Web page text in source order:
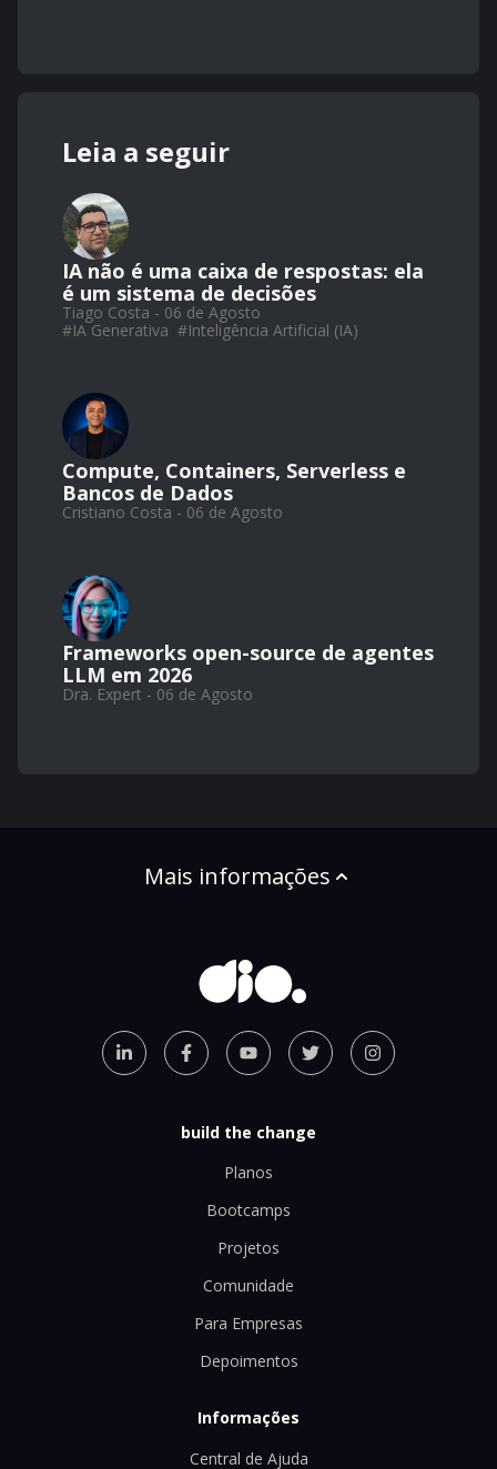
Leia a seguir
IA não é uma caixa de respostas: ela
é um sistema de decisões
Tiago Costa - 06 de Agosto
#IA Generativa #Inteligência Artificial (IA)
Compute, Containers, Serverless e
Bancos de Dados
Cristiano Costa - 06 de Agosto
Frameworks open-source de agentes
LLM em 2026
Dra. Expert - 06 de Agosto
Mais informações
build the change
Planos
Bootcamps
Projetos
Comunidade
Para Empresas
Depoimentos
Informações
Central de Ajuda